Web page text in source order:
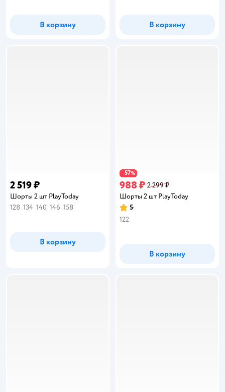
В корзину В корзину
2 519 ₽
Шорты 2 шт PlayToday
128 134 140 146 158
В корзину
−57%
988 ₽ 2 299 ₽
Шорты 2 шт PlayToday
Рейтинг:
5
122
В корзину